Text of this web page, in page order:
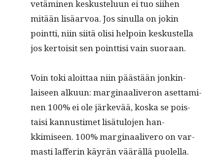
vetämi­nen keskustelu­un ei tuo siihen
mitään lisäar­voa. Jos sin­ul­la on jokin
point­ti, niin siitä olisi helpoin keskustel­la
jos ker­toisit sen point­tisi vain suoraan.
Voin toki aloit­taa niin päästään jonkin­
laiseen alku­un: mar­gin­aaliv­eron aset­ta­mi­
nen 100% ei ole järkevää, kos­ka se pois­
taisi kan­nus­timet lisä­tu­lo­jen han­
kkimiseen. 100% mar­gin­aaliv­ero on var­
masti laf­ferin käyrän vääräl­lä puolel­la.